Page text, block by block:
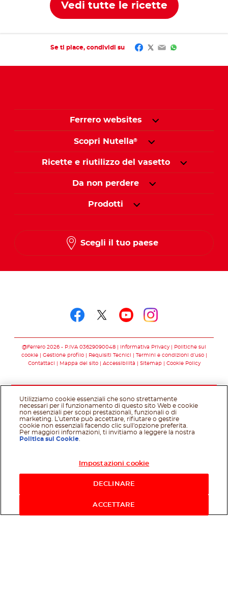
Vedi tutte le ricette
Se ti piace, condividi su Facebook
Twitter
EmailWhatsApp
Ferrero websites
Scopri Nutella®
Ricette e riutilizzo del vasetto
Da non perdere
Prodotti
Scegli il tuo paese
@Ferrero 2026 - P.IVA 03629090048 Informativa Privacy
Politiche sui
cookie
Gestione profilo Requisiti Tecnici
Termini e condizioni d’uso
Contattaci
Mappa del sito Accessibilità Sitemap Cookie Policy
Utilizziamo cookie essenziali che sono strettamente
necessari per il funzionamento di questo sito Web e cookie
non essenziali per scopi prestazionali, funzionali o di
marketing. L'utente può accettare, rifiutare o gestire
cookie non essenziali facendo clic sull'opzione preferita.
Per maggiori informazioni, ti invitiamo a leggere la nostra
Politica sui Cookie
Impostazioni cookie
DECLINARE
ACCETTARE